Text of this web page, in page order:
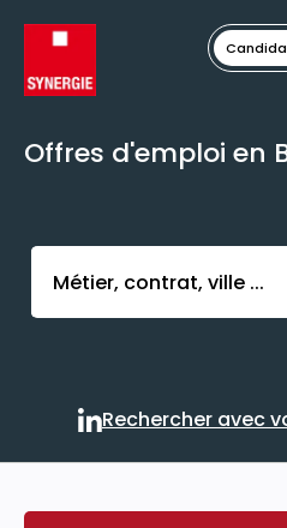
Offres d'emploi en
Activer l’élément pour
Rechercher avec